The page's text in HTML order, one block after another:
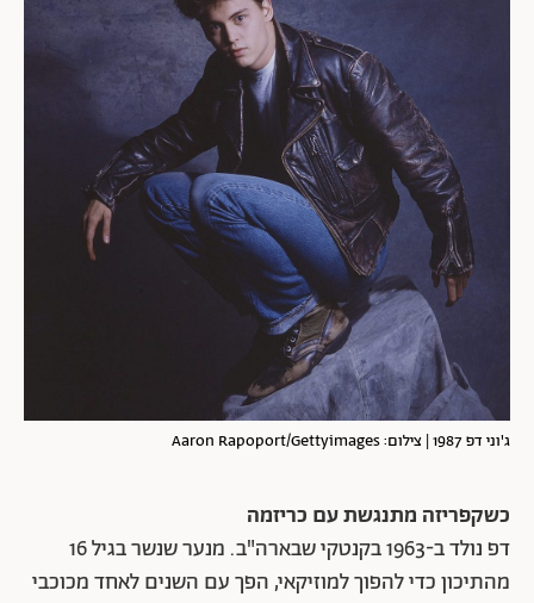
ג'וני דפ 1987 | צילום: Aaron Rapoport/Gettyimages
כשקפריזה מתנגשת עם כריזמה
דפ נולד ב-1963 בקנטקי שבארה"ב. מנער שנשר בגיל 16
מהתיכון כדי להפוך למוזיקאי, הפך עם השנים לאחד מכוכבי